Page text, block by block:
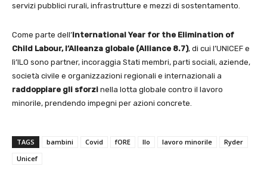
servizi pubblici rurali, infrastrutture e mezzi di sostentamento.
Come parte dell’International Year for the Elimination of
Child Labour, l’Alleanza globale (Alliance 8.7), di cui l’UNICEF e
lì’ILO sono partner, incoraggia Stati membri, parti sociali, aziende,
società civile e organizzazioni regionali e internazionali a
raddoppiare gli sforzi nella lotta globale contro il lavoro
minorile, prendendo impegni per azioni concrete.
TAGS bambini Covid fORE Ilo lavoro minorile
Ryder
Unicef